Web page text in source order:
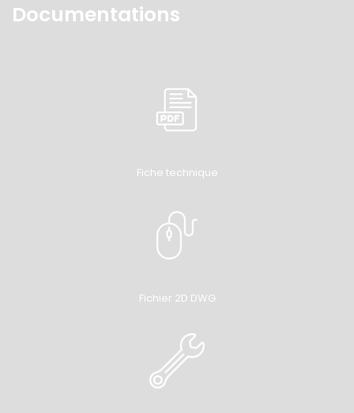
Documentations
Fiche technique
Fichier 2D DWG